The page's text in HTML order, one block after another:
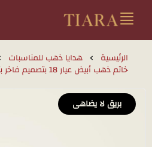
تيارا للذهب والمجوهرات
الرئيسية هدايا ذهب للمناسبات
خاتم ذهب أبيض عيار 18 بتصميم فاخر بثلاث طبقات
بريق لا يضاهى